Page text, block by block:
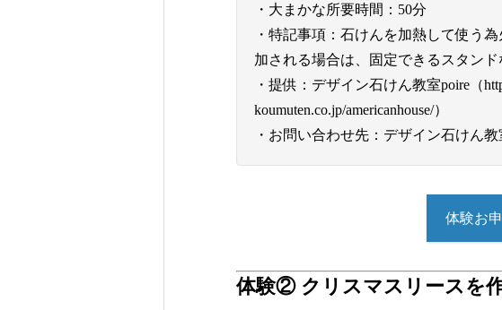
・大まかな所要時間：50分
・特記事項：石けんを加熱して使う
加される場合は、固定できるスタンド
・提供：デザイン石けん教室poire（
koumuten.co.jp/americanhouse/）
・お問い合わせ先：デザイン石けん
体験お
体験② クリスマスリースを